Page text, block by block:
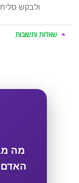
ולבקש
שאלות ותשובות